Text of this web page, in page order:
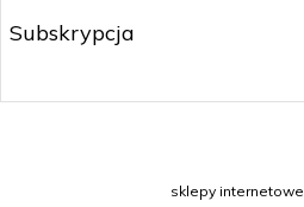
Subskrypcja
sklepy internetowe